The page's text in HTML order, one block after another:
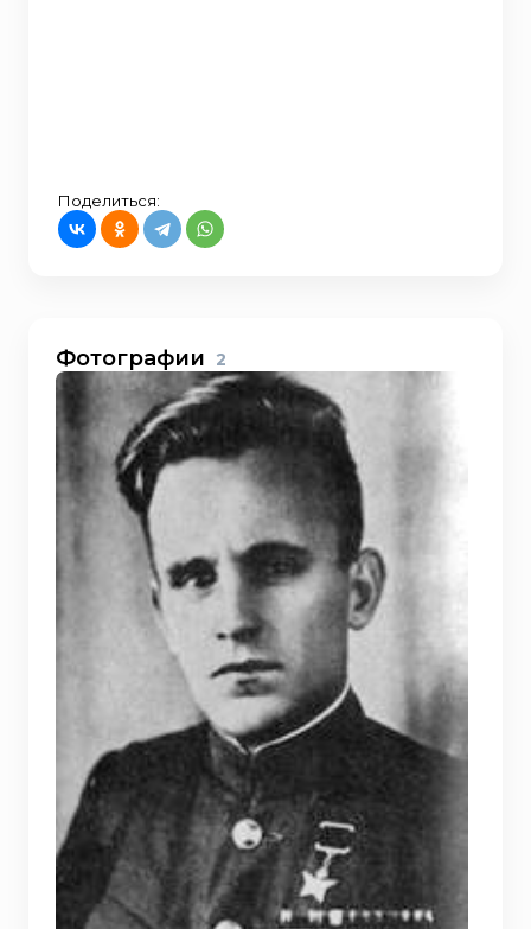
Поделиться:
Фотографии 2